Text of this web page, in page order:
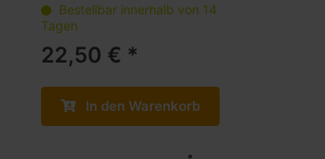
Bestellbar innerhalb von 14
Tagen
22,50 € *
In den Warenkorb